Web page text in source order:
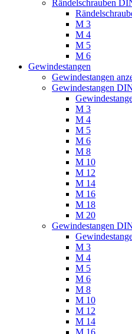
Rändelschrauben
M 3
M 4
M 5
M 6
Gewindestangen
Gewindestangen
Gewindestangen
M 3
M 4
M 5
M 6
M 8
M 10
M 12
M 14
M 16
M 18
M 20
Gewindestangen
M 3
M 4
M 5
M 6
M 8
M 10
M 12
M 14
M 16